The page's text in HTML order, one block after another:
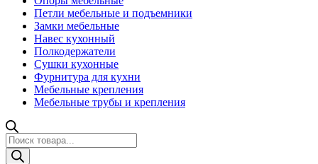
Петли мебельные и подъемники
Замки мебельные
Навес кухонный
Полкодержатели
Сушки кухонные
Фурнитура для кухни
Мебельные крепления
Мебельные трубы и крепления
Поиск
товаров